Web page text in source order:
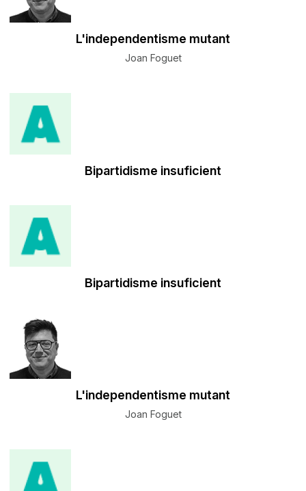
L'independentisme mutant
Joan Foguet
Bipartidisme insuficient
Bipartidisme insuficient
L'independentisme mutant
Joan Foguet